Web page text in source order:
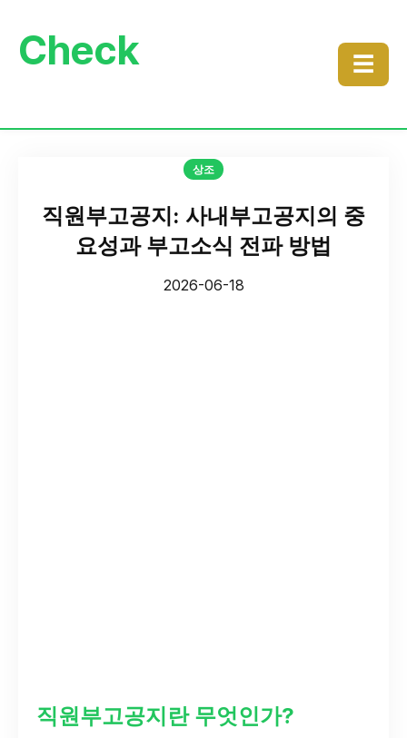
Check ☰
상조
직원부고공지: 사내부고공지의 중
요성과 부고소식 전파 방법
2026-06-18
직원부고공지란 무엇인가?